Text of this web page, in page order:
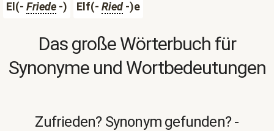
El(- Friede -) Elf(- Ried-)e
Das große Wörterbuch für
Synonyme und Wortbedeutungen
Zufrieden? Synonym gefunden? -